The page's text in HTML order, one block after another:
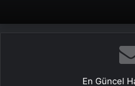
En Güncel